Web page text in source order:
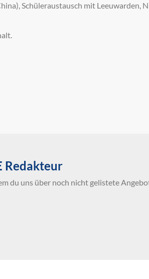
Schüleraustausch mit Leeuwarden,
Redakteur
du uns über noch nicht gelistete